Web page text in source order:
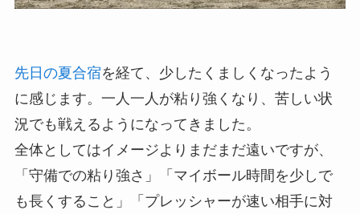
先日の夏合宿を経て、少したくましくなったよう
に感じます。一人一人が粘り強くなり、苦しい状
況でも戦えるようになってきました。
全体としてはイメージよりまだまだ遠いですが、
「守備での粘り強さ」「マイボール時間を少しで
も長くすること」「プレッシャーが速い相手に対